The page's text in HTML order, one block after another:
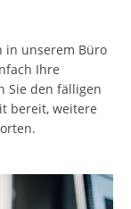
in unserem Büro
Ihre
Sie den fälligen
bereit, weitere